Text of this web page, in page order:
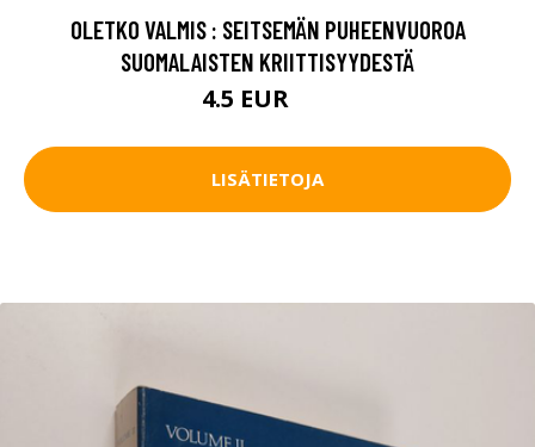
OLETKO VALMIS : SEITSEMÄN PUHEENVUOROA
SUOMALAISTEN KRIITTISYYDESTÄ
4.5 EUR
LISÄTIETOJA